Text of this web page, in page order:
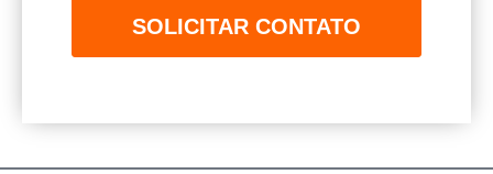
SOLICITAR CONTATO